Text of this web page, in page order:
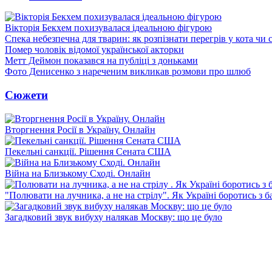
Вікторія Бекхем похизувалася ідеальною фігурою
Спека небезпечна для тварин: як розпізнати перегрів у кота чи
Помер чоловік відомої української акторки
Метт Деймон показався на публіці з доньками
Фото Денисенко з нареченим викликав розмови про шлюб
Сюжети
Вторгнення Росії в Україну. Онлайн
Пекельні санкції. Рішення Сената США
Війна на Близькому Сході. Онлайн
"Полювати на лучника, а не на стрілу". Як Україні боротись з
Загадковий звук вибуху налякав Москву: що це було